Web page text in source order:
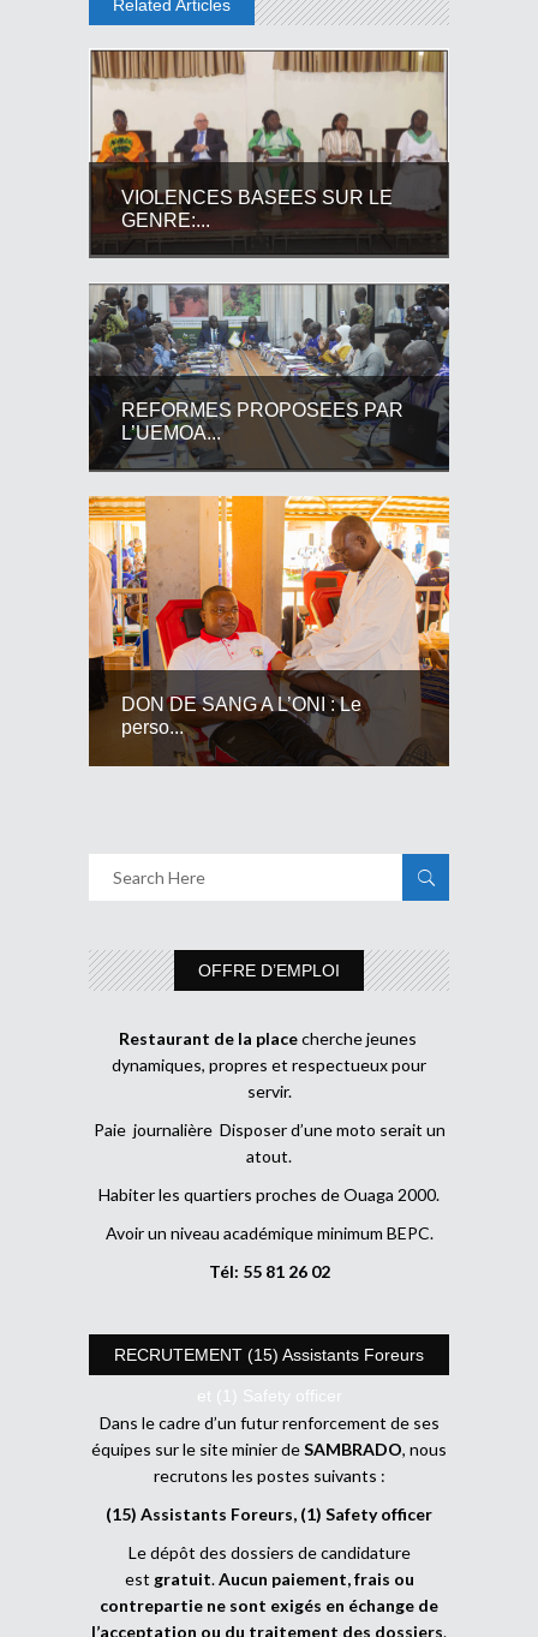
Related Articles
VIOLENCES BASEES SUR LE
GENRE:...
REFORMES PROPOSEES PAR
L’UEMOA...
DON DE SANG A L’ONI : Le
perso...
OFFRE D’EMPLOI
Restaurant de la placecherche jeunes
dynamiques, propres et respectueux pour
servir.
Paie journalière Disposer d’une moto serait un
atout.
Habiter les quartiers proches de Ouaga 2000.
Avoir un niveau académique minimum BEPC.
Tél: 55 81 26 02
RECRUTEMENT (15) Assistants Foreurs
et (1) Safety officer
Dans le cadre d’un futur renforcement de ses
équipes sur le site minier deSAMBRADO, nous
recrutons les postes suivants :
(15) Assistants Foreurs, (1) Safety officer
Le dépôt des dossiers de candidature
est gratuit.Aucun paiement, frais ou
contrepartie ne sont exigés en échange de
l’acceptation ou du traitement des dossiers.